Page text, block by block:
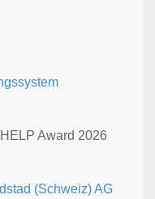
Award 2026
(Schweiz) AG